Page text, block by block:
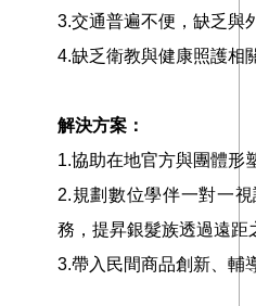
3.交通普遍不便，缺乏與
4.缺乏衛教與健康照護相
解決方案：
1.協助在地官方與團體形
2.規劃數位學伴一對一
務，提昇銀髮族透過遠
3.帶入民間商品創新、輔